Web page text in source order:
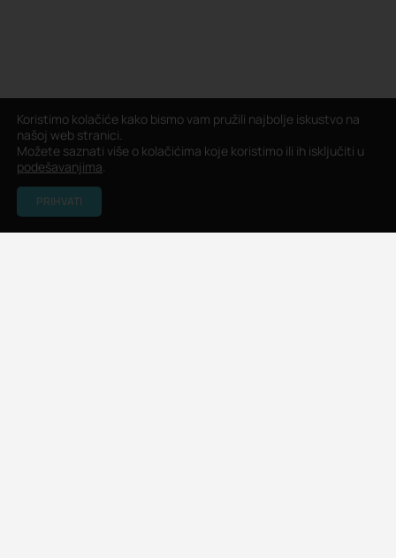
Koristimo kolačiće kako bismo vam pružili najbolje iskustvo na
našoj web stranici.
Možete saznati više o kolačićima koje koristimo ili ih isključiti u
podešavanjima.
PRIHVATI